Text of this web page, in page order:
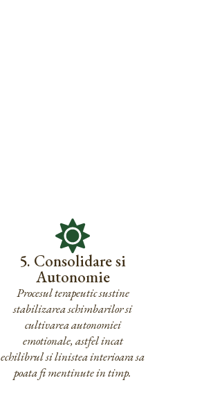
5. Consolidare si
Autonomie
Procesul terapeutic sustine
stabilizarea schimbarilor si
cultivarea autonomiei
emotionale, astfel incat
echilibrul si linistea interioara sa
poata fi mentinute in timp.